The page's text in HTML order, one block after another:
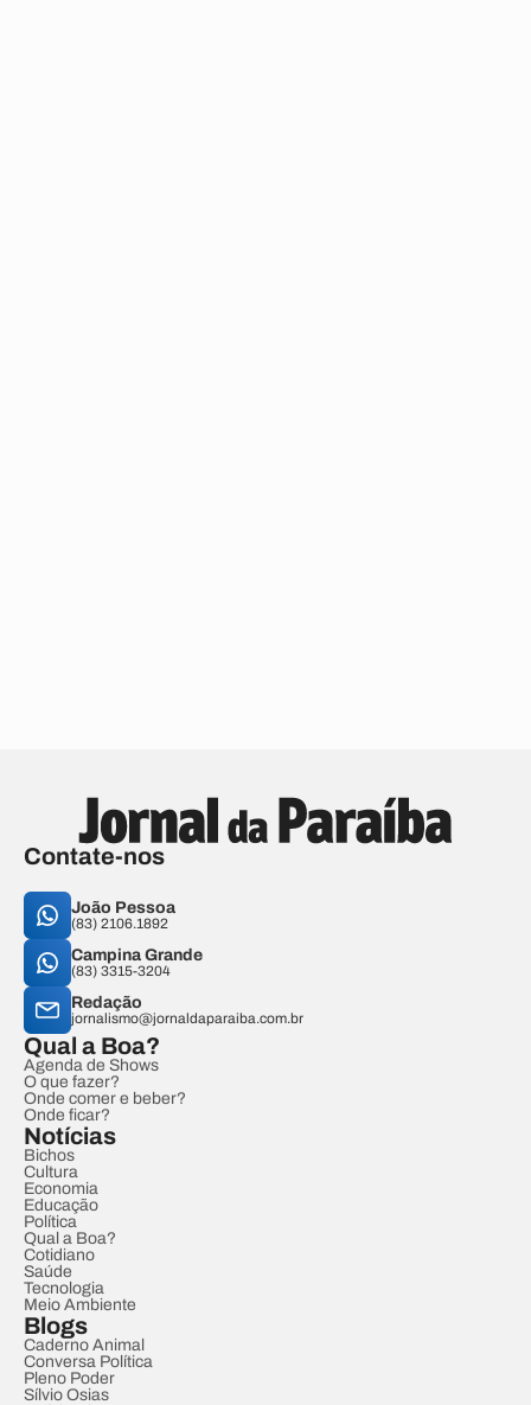
Contate-nos
João Pessoa
(83) 2106.1892
Campina Grande
(83) 3315-3204
Redação
jornalismo@jornaldaparaiba.com.br
Qual a Boa?
Agenda de Shows
O que fazer?
Onde comer e beber?
Onde ficar?
Notícias
Bichos
Cultura
Economia
Educação
Política
Qual a Boa?
Cotidiano
Saúde
Tecnologia
Meio Ambiente
Blogs
Caderno Animal
Conversa Política
Pleno Poder
Sílvio Osias